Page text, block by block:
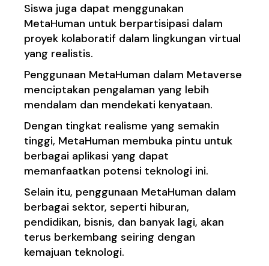
Siswa juga dapat menggunakan
MetaHuman untuk berpartisipasi dalam
proyek kolaboratif dalam lingkungan virtual
yang realistis.
Penggunaan MetaHuman dalam Metaverse
menciptakan pengalaman yang lebih
mendalam dan mendekati kenyataan.
Dengan tingkat realisme yang semakin
tinggi, MetaHuman membuka pintu untuk
berbagai aplikasi yang dapat
memanfaatkan potensi teknologi ini.
Selain itu, penggunaan MetaHuman dalam
berbagai sektor, seperti hiburan,
pendidikan, bisnis, dan banyak lagi, akan
terus berkembang seiring dengan
kemajuan teknologi.